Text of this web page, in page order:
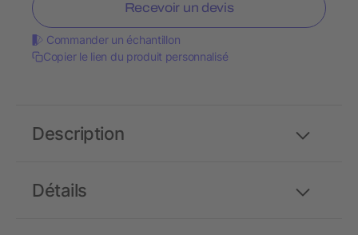
Recevoir un devis
Commander un échantillon
Copier le lien du produit personnalisé
Détails
Description